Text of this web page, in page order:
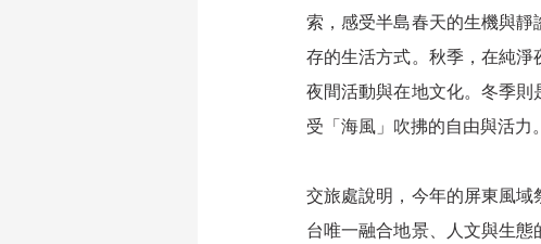
索，感受半島春天的生機與
存的生活方式。秋季，在純
夜間活動與在地文化。冬季
受「海風」吹拂的自由與活力。
交旅處說明，今年的屏東風
台唯一融合地景、人文與生